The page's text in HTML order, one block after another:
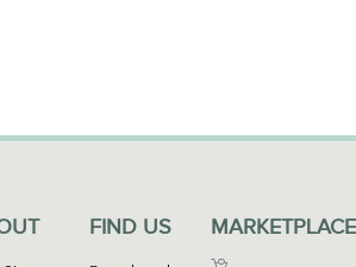
FIND US MARKETPLACE